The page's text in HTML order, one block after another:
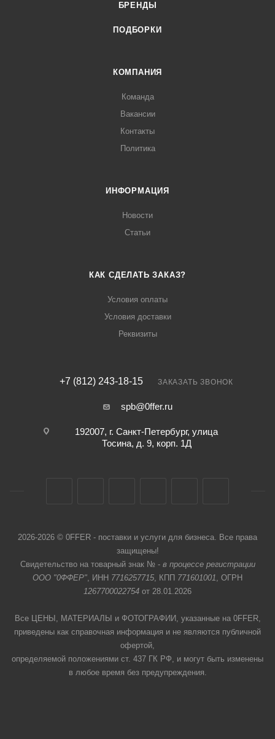
БРЕНДЫ
ПОДБОРКИ
КОМПАНИЯ
Команда
Вакансии
Контакты
Политика
ИНФОРМАЦИЯ
Новости
Статьи
КАК СДЕЛАТЬ ЗАКАЗ?
Условия оплаты
Условия доставки
Реквизиты
+7 (812) 243-18-15 ЗАКАЗАТЬ ЗВОНОК
spb@0ffer.ru
192007, г. Санкт-Петербург, улица
Тосина, д. 9, корп. 1Д
2026-2026 © 0FFER - поставки и услуги для бизнеса. Все права
защищены!
Свидетельство на товарный знак № - в процессе регистрации
ООО "0ФФЕР", ИНН 7716257715, КПП 771601001, ОГРН
1267700022754 от 28.01.2026
Все ЦЕНЫ, МАТЕРИАЛЫ и ФОТОГРАФИИ, указанные на 0FFER,
приведены как справочная информация и не являются публичной
офертой,
определяемой положениями ст. 437 ГК РФ, и могут быть изменены
в любое время без предупреждения.